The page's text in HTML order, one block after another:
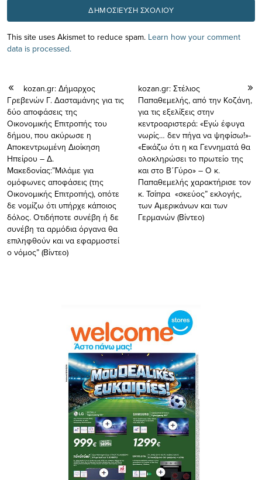
This site uses Akismet to reduce spam. Learn how your comment
data is processed.
kozan.gr: Δήμαρχος
Γρεβενών Γ. Δασταμάνης για τις
δύο αποφάσεις της
Οικονομικής Επιτροπής του
δήμου, που ακύρωσε η
Αποκεντρωμένη Διοίκηση
Ηπείρου – Δ.
Μακεδονίας:”Μιλάμε για
ομόφωνες αποφάσεις (της
Οικονομικής Επιτροπής), οπότε
δε νομίζω ότι υπήρχε κάποιος
δόλος. Οτιδήποτε συνέβη ή δε
συνέβη τα αρμόδια όργανα θα
επιληφθούν και να εφαρμοστεί
ο νόμος” (Βίντεο)
kozan.gr: Στέλιος
Παπαθεμελής, από την Κοζάνη,
για τις εξελίξεις στην
κεντροαριστερά: «Εγώ έφυγα
νωρίς… δεν πήγα να ψηφίσω!»-
«Εικάζω ότι η κα Γεννηματά θα
ολοκληρώσει το πρωτείο της
και στο Β΄Γύρο» – Ο κ.
Παπαθεμελής χαρακτήρισε τον
κ. Τσίπρα «σκεύος” εκλογής,
των Αμερικάνων και των
Γερμανών (Βίντεο)